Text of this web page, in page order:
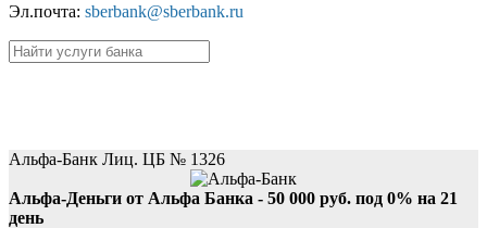
Эл.почта: sberbank@sberbank.ru
Альфа-Банк Лиц. ЦБ № 1326
Альфа-Деньги от Альфа Банка - 50 000 руб. под 0% на 21
день